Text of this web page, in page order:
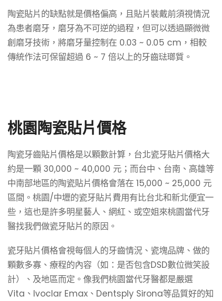
陶瓷貼片的缺點就是價格偏高，且貼片裝戴前須視情況
為患者磨牙，磨牙為不可逆的過程，但可以透過顯微微
創磨牙技術，將磨牙量控制在 0.03 ~ 0.05 cm，相較
傳統作法可保留超過 6 ~ 7 倍以上的牙齒琺瑯質。
桃園陶瓷貼片價格
陶瓷牙齒貼片價格是以顆數計算，台北瓷牙貼片價格大
約是一顆 30,000 ~ 40,000 元；而台中、台南、高雄等
中南部地區的陶瓷貼片價格會落在 15,000 ~ 25,000 元
區間。桃園/中壢的瓷牙貼片費用有比台北和新北便宜一
些，這也是許多明星藝人、網紅、或空姐來桃園當代牙
醫找我們做瓷牙貼片的原因。
瓷牙貼片價格會視每個人的牙齒情況、瓷塊品牌、做的
顆數多寡、療程的內容（如：是否包含DSD數位微笑設
計）、及地區而定。像我們桃園當代牙醫都是嚴選
Vita、Ivoclar Emax、Dentsply Sirona等品質好的知